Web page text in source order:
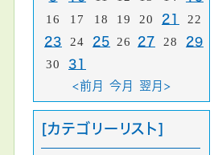
16 17 18 19 20 21 22
23 24 25 26 27 28 29
30
31
<前月
今月 翌月>
[カテゴリーリスト]